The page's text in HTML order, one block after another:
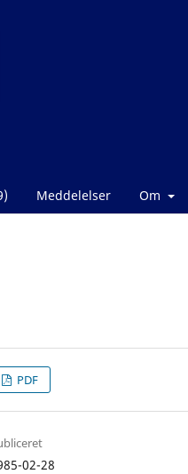
Meddelelser Om
PDF
02-28